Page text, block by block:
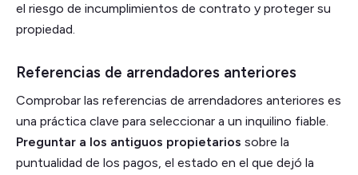
el riesgo de incumplimientos de contrato y proteger su
propiedad.
Referencias de arrendadores anteriores
Comprobar las referencias de arrendadores anteriores es
una práctica clave para seleccionar a un inquilino fiable.
Preguntar a los antiguos propietarios sobre la
puntualidad de los pagos, el estado en el que dejó la